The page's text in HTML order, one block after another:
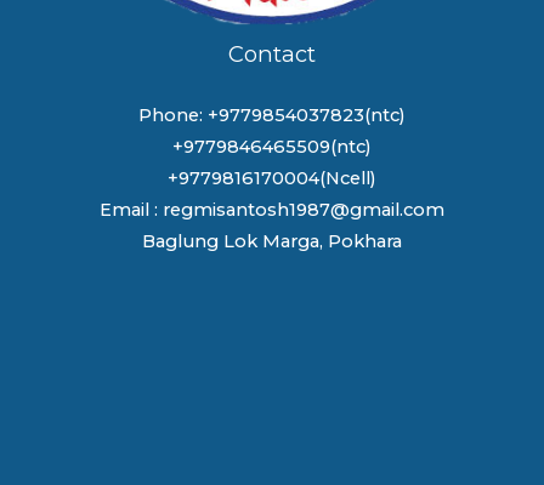
Contact
Phone: +9779854037823(ntc)
+9779846465509(ntc)
+9779816170004(Ncell)
Email : regmisantosh1987@gmail.com
Baglung Lok Marga, Pokhara